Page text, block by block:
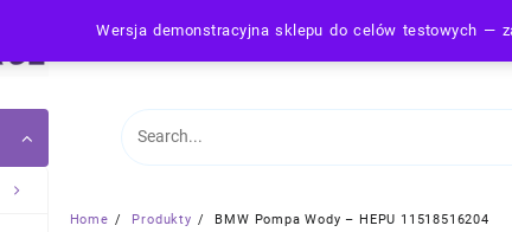
Wersja demonstracyjna sklepu do celów testowych —
Home Produkty BMW Pompa Wody – HEPU 11518516204